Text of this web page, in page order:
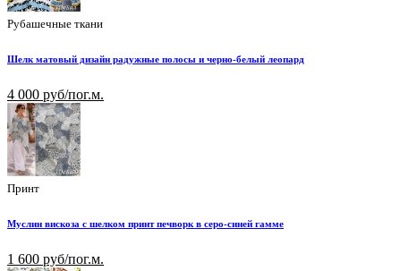
Рубашечные ткани
Шелк матовый дизайн радужные полосы и черно-белый леопард
4 000 руб/пог.м.
Принт
Муслин вискоза с шелком принт печворк в серо-синей гамме
1 600 руб/пог.м.